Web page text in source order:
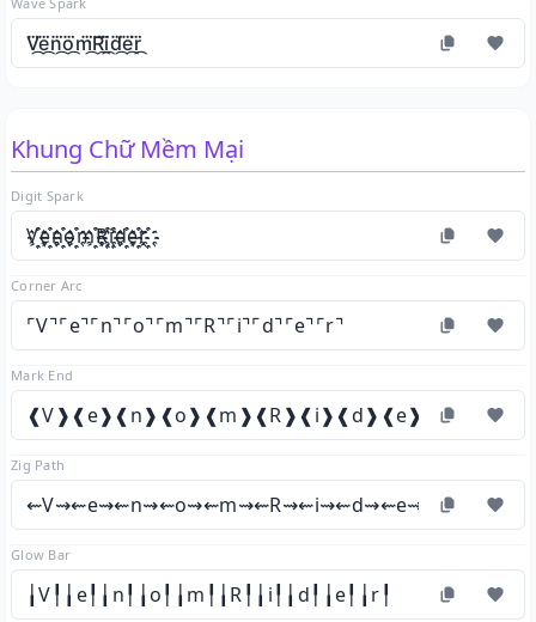
V⃛᷼e⃛᷼n⃛᷼o⃛᷼m⃛᷼R⃛᷼i⃛᷼d⃛᷼e⃛᷼r⃛᷼
Khung Chữ Mềm Mại
Digit Spark
V҈҉e҈҉n҈҉o҈҉m҈҉R҈҉i҈҉d҈҉e҈҉r҈҉
Corner Arc
⌜V⌝⌜e⌝⌜n⌝⌜o⌝⌜m⌝⌜R⌝⌜i⌝⌜d⌝⌜e⌝⌜r⌝
Mark End
❰V❱❰e❱❰n❱❰o❱❰m❱❰R❱❰i❱❰d❱❰e❱❰r❱
Zig Path
⇜V⇝⇜e⇝⇜n⇝⇜o⇝⇜m⇝⇜R⇝⇜i⇝⇜d⇝⇜e⇝⇜r⇝
Glow Bar
╽V╿╽e╿╽n╿╽o╿╽m╿╽R╿╽i╿╽d╿╽e╿╽r╿